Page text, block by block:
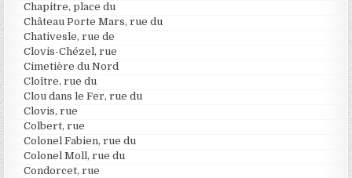
Chapitre, place du
Château Porte Mars, rue du
Chativesle, rue de
Clovis-Chézel, rue
Cimetière du Nord
Cloître, rue du
Clou dans le Fer, rue du
Clovis, rue
Colbert, rue
Colonel Fabien, rue du
Colonel Moll, rue du
Condorcet, rue